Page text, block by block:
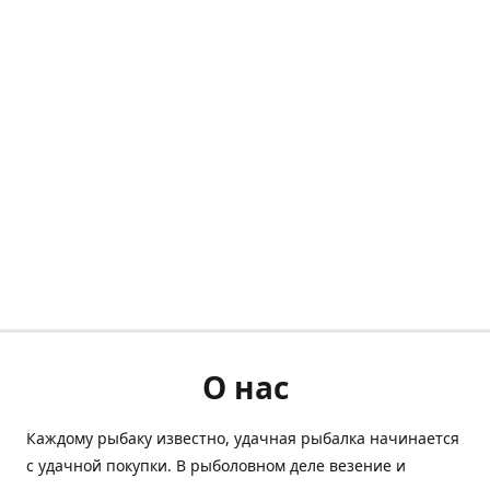
О нас
Каждому рыбаку известно, удачная рыбалка начинается
с удачной покупки. В рыболовном деле везение и